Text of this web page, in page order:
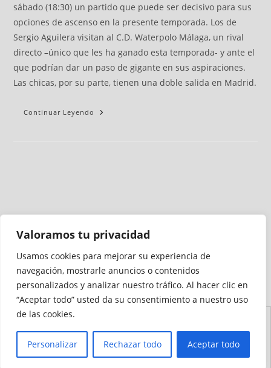
Valoramos tu privacidad
Usamos cookies para mejorar su experiencia de
navegación, mostrarle anuncios o contenidos
personalizados y analizar nuestro tráfico. Al hacer clic en
“Aceptar todo” usted da su consentimiento a nuestro uso
de las cookies.
Personalizar Rechazar todo Aceptar todo
sábado (18:30) un partido que puede ser decisivo para sus
opciones de ascenso en la presente temporada. Los de
Sergio Aguilera visitan al C.D. Waterpolo Málaga, un rival
directo –único que les ha ganado esta temporada- y ante el
que podrían dar un paso de gigante en sus aspiraciones.
Las chicas, por su parte, tienen una doble salida en Madrid.
Continuar Leyendo
Medio auditado por
Accesibilidad
Sitio
Cookies
Privacidad